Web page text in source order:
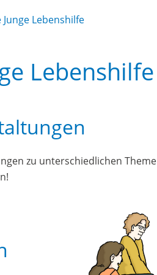
Junge Lebenshilfe
Lebenshilfe
zu unterschiedlichen